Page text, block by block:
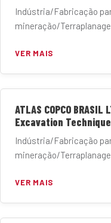
Indústria/Fabricação
mineração/
VER MAIS
ATLAS COPCO
Excavation Technique
Indústria/Fabricação
mineração/
VER MAIS